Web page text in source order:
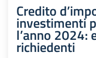
Credito
investimenti
l’anno 2024:
richiedenti